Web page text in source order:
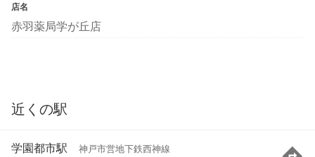
店名
赤羽薬局学が丘店
近くの駅
学園都市駅 神戸市営地下鉄西神線